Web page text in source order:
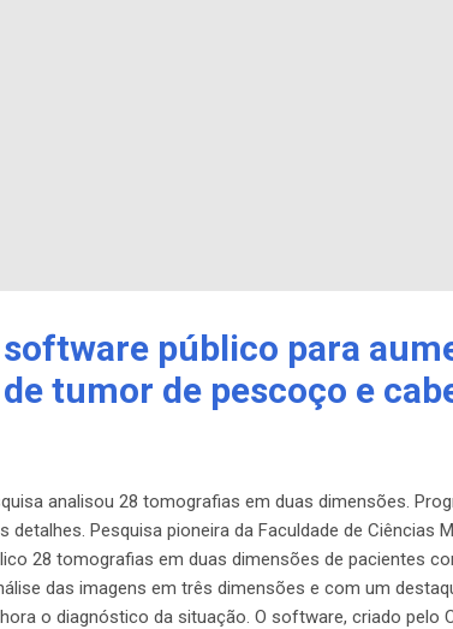
público para
tumor de pescoço e
analisou 28 tomografias em duas dimensões.
detalhes. Pesquisa pioneira da Faculdade de
28 tomografias em duas dimensões de pacientes
das imagens em três dimensões e com um
o diagnóstico da situação. O software, criado pelo